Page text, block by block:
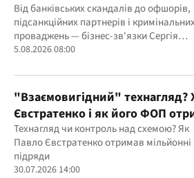
"Родовід Банку" до
Від банківських скандалів до офшорів,
підсанкційних партнерів і
проваджень — бізнес-зв'язки Сергія
Дядечка й досі простягаються через
5.08.2026 08:00
"Взаємовигідний" технагляд?
Євстратенко і як його ФОП
бюджетних мільйонів?
Технагляд чи контроль над схемою? Як
Павло Євстратенко отримав мільйонні
підряди
30.07.2026 14:00